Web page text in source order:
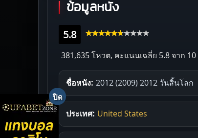
ข้อมูลหนัง
5.8
381,635 โหวต, คะแนนเฉลี่ย 5.8 จาก 10
ชื่อหนัง: 2012 (2009) 2012 วันสิ้นโลก
ประเทศ: United States